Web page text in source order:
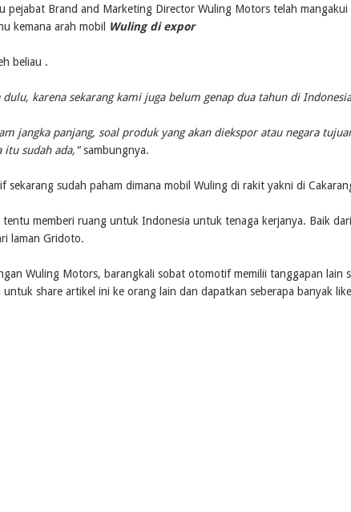
pejabat Brand and Marketing Director Wuling Motors telah mangakui
kemana arah mobil
Wuling di expor
beliau .
karena sekarang kami juga belum genap dua tahun di
jangka panjang, soal produk yang akan diekspor atau negara
itu sudah ada,"sambungnya.
sudah paham dimana mobil Wuling di rakit yakni di
memberi ruang untuk Indonesia untuk tenaga kerjanya. Baik
laman Gridoto.
Wuling Motors, barangkali sobat otomotif memilii tanggapan lain
share artikel ini ke orang lain dan dapatkan seberapa banyak